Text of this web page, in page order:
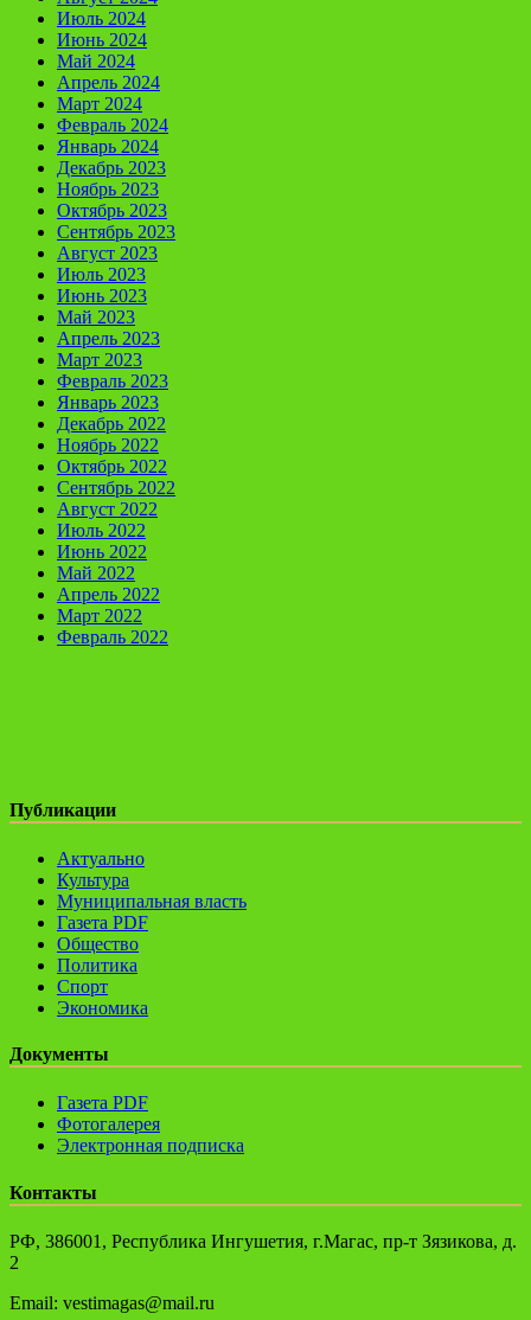
Июль 2024
Июнь 2024
Май 2024
Апрель 2024
Март 2024
Февраль 2024
Январь 2024
Декабрь 2023
Ноябрь 2023
Октябрь 2023
Сентябрь 2023
Август 2023
Июль 2023
Июнь 2023
Май 2023
Апрель 2023
Март 2023
Февраль 2023
Январь 2023
Декабрь 2022
Ноябрь 2022
Октябрь 2022
Сентябрь 2022
Август 2022
Июль 2022
Июнь 2022
Май 2022
Апрель 2022
Март 2022
Февраль 2022
Публикации
Актуально
Культура
Муниципальная власть
Газета PDF
Общество
Политика
Спорт
Экономика
Документы
Газета PDF
Фотогалерея
Электронная подписка
Контакты
РФ, 386001, Республика Ингушетия, г.Магас, пр-т Зязикова, д.
2
Email: vestimagas@mail.ru